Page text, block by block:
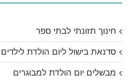
חינוך תזונתי לבתי ספר
סדנאת בישול ליום הולדת לילדים
מבשלים יום הולדת למבוגרים